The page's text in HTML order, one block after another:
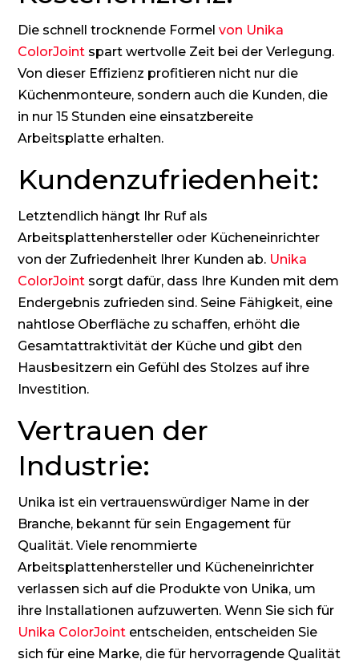
Die schnell trocknende Formelvon Unika
ColorJoint spart wertvolle Zeit bei der Verlegung.
Von dieser Effizienz profitieren nicht nur die
Küchenmonteure, sondern auch die Kunden, die
in nur 15 Stunden eine einsatzbereite
Arbeitsplatte erhalten.
Kundenzufriedenheit:
Letztendlich hängt Ihr Ruf als
Arbeitsplattenhersteller oder Kücheneinrichter
von der Zufriedenheit Ihrer Kunden ab. Unika
ColorJoint sorgt dafür, dass Ihre Kunden mit dem
Endergebnis zufrieden sind. Seine Fähigkeit, eine
nahtlose Oberfläche zu schaffen, erhöht die
Gesamtattraktivität der Küche und gibt den
Hausbesitzern ein Gefühl des Stolzes auf ihre
Investition.
Vertrauen der
Industrie:
Unika ist ein vertrauenswürdiger Name in der
Branche, bekannt für sein Engagement für
Qualität. Viele renommierte
Arbeitsplattenhersteller und Kücheneinrichter
verlassen sich auf die Produkte von Unika, um
ihre Installationen aufzuwerten. Wenn Sie sich für
Unika ColorJoint entscheiden, entscheiden Sie
sich für eine Marke, die für hervorragende Qualität